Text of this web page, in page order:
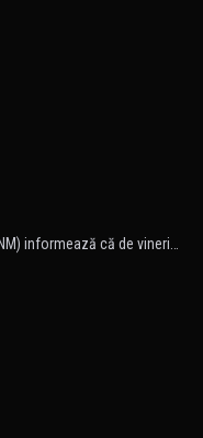
informează că de vineri…